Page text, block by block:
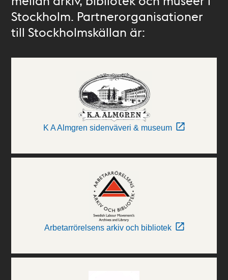
Stockholm. Partnerorganisationer
till Stockholmskällan är:
K A Almgren sidenväveri & museum
Arbetarrörelsens arkiv och bibliotek